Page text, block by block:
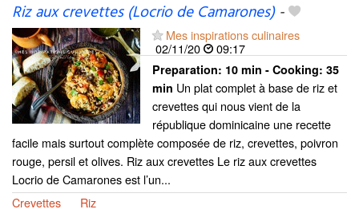
Riz aux crevettes (Locrio de Camarones)-
Mes inspirations culinaires
02/11/20
09:17
Preparation: 10 min - Cooking: 35
min Un plat complet à base de riz et
crevettes qui nous vient de la
république dominicaine une recette
facile mais surtout complète composée de riz, crevettes, poivron
rouge, persil et olives. Riz aux crevettes Le riz aux crevettes
Locrio de Camarones est l’un...
Crevettes
Riz